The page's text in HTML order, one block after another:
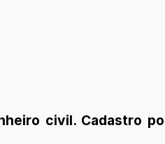
civil. Cadastro